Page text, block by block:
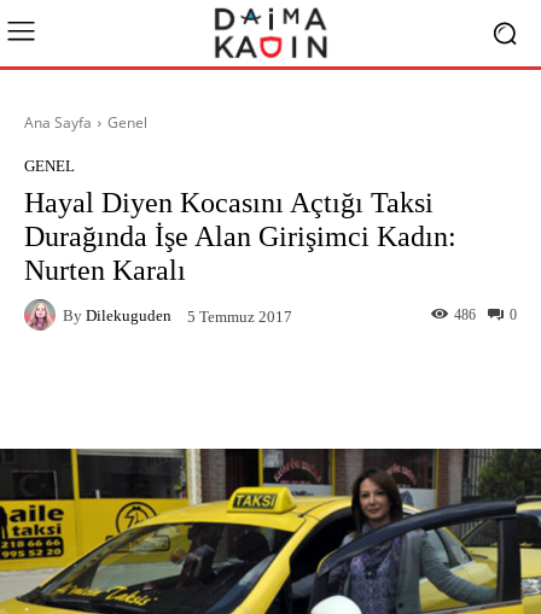
Ana Sayfa Genel
GENEL
Hayal Diyen Kocasını Açtığı Taksi
Durağında İşe Alan Girişimci Kadın:
Nurten Karalı
By Dilekuguden 5 Temmuz 2017 0
486